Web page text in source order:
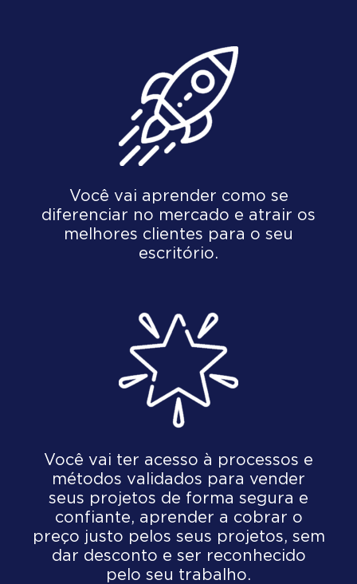
Você vai aprender como se
diferenciar no mercado e atrair os
melhores clientes para o seu
escritório.
Você vai ter acesso à processos e
métodos validados para vender
seus projetos de forma segura e
confiante, aprender a cobrar o
preço justo pelos seus projetos, sem
dar desconto e ser reconhecido
pelo seu trabalho.